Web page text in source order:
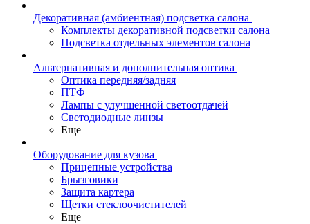
Декоративная (амбиентная) подсветка салона
Комплекты декоративной подсветки салона
Подсветка отдельных элементов салона
Альтернативная и дополнительная оптика
Оптика передняя/задняя
ПТФ
Лампы с улучшенной светоотдачей
Светодиодные линзы
Еще
Оборудование для кузова
Прицепные устройства
Брызговики
Защита картера
Щетки стеклоочистителей
Еще